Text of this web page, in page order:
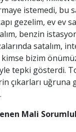
istemedi, bu
gezelim, ev ev
benzin
satalım,
kimse bizim
tepki gösterdi.
çıkarları uğruna
Mali